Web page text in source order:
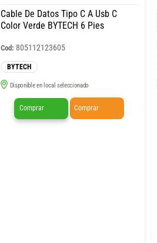
Cable De Datos Tipo C A Usb C
Color Verde BYTECH 6 Pies
Cod: 805112123605
BYTECH
Disponible en local seleccionado
Comprar Comprar